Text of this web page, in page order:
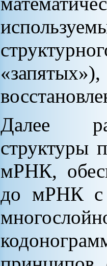
Далее
структуры
мРНК,
до мРНК с